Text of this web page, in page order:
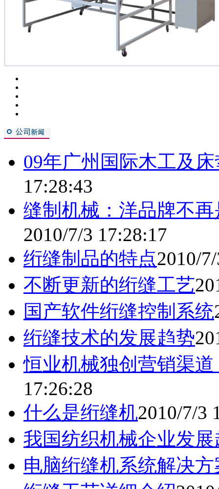
09年广州国际木工及
17:28:43
缝制机械：洋品牌不
2010/7/3 17:28:17
绗缝制品的特点2010/
不断更新的绗缝工艺
国产软件绗缝控制系统
绗缝技术的发展趋势
恒业机械独创营销渠
17:26:28
什么是绗缝机2010/7/3
我国纺织机械企业发
电脑绗缝机系统解决方